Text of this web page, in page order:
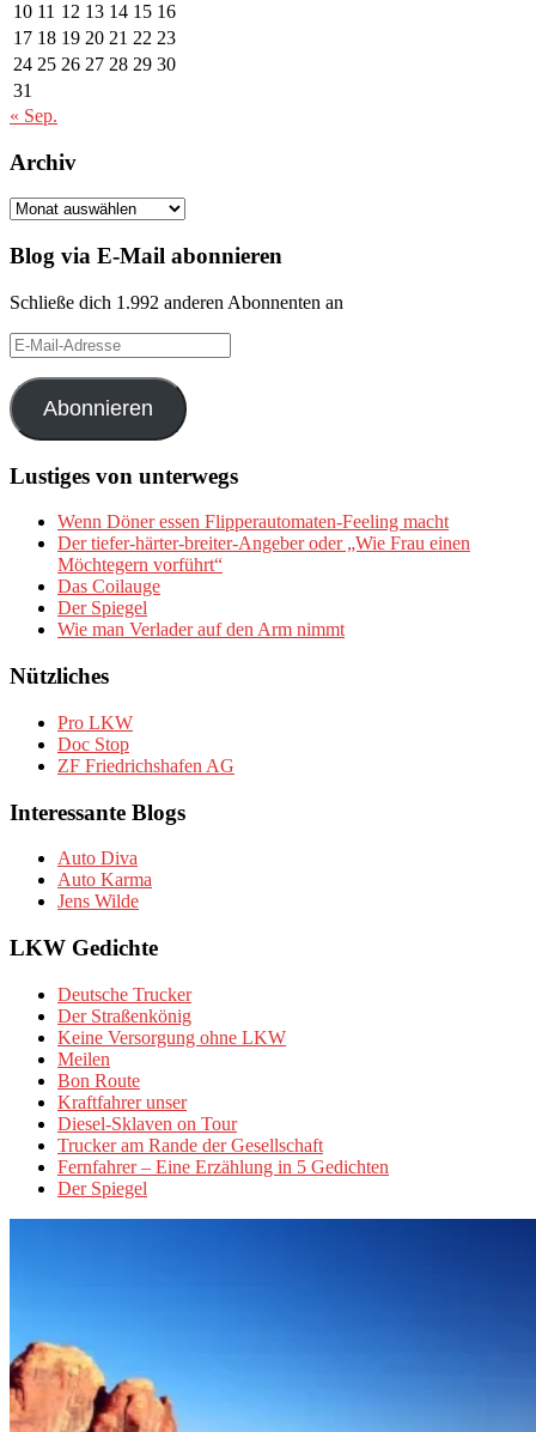
10 11 12 13 14 15 16
17 18 19 20 21 22 23
24 25 26 27 28 29 30
31
« Sep.
Archiv
Archiv
Blog via E-Mail abonnieren
Schließe dich 1.992 anderen Abonnenten an
E-
Mail-
Adresse
Abonnieren
Lustiges von unterwegs
Wenn Döner essen Flipperautomaten-Feeling macht
Der tiefer-härter-breiter-Angeber oder „Wie Frau einen
Möchtegern vorführt“
Das Coilauge
Der Spiegel
Wie man Verlader auf den Arm nimmt
Nützliches
Pro LKW
Doc Stop
ZF Friedrichshafen AG
Interessante Blogs
Auto Diva
Auto Karma
Jens Wilde
LKW Gedichte
Deutsche Trucker
Der Straßenkönig
Keine Versorgung ohne LKW
Meilen
Bon Route
Kraftfahrer unser
Diesel-Sklaven on Tour
Trucker am Rande der Gesellschaft
Fernfahrer – Eine Erzählung in 5 Gedichten
Der Spiegel